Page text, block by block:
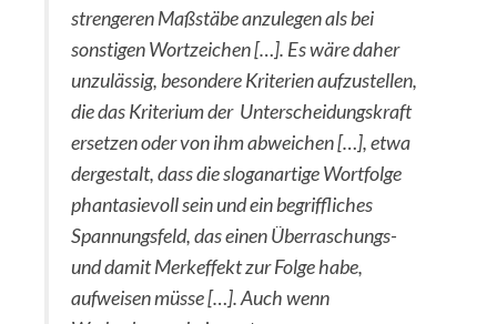
strengeren Maßstäbe anzulegen als bei
sonstigen Wortzeichen […]. Es wäre daher
unzulässig, besondere Kriterien aufzustellen,
die das Kriterium der Unterscheidungskraft
ersetzen oder von ihm abweichen […], etwa
dergestalt, dass die sloganartige Wortfolge
phantasievoll sein und ein begriffliches
Spannungsfeld, das einen Überraschungs-
und damit Merkeffekt zur Folge habe,
aufweisen müsse […]. Auch wenn